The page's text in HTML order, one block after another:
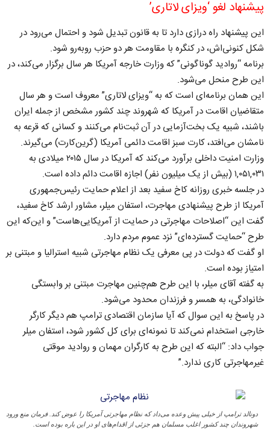
پیشنهاد لغو ‘ویزای لاتاری’
این پیشنهاد راه درازی دارد تا به قانون تبدیل شود و احتمال می‌رود در
شکل کنونی‌اش، در کنگره با مقاومت هر دو حزب روبه‌رو شود.
برنامه “روادید گوناگونی” که وزارت خارجه آمریکا هر سال برگزار می‌کند، در
این طرح منحل می‌شود.
این همان برنامه‌ای است که به “ویزای لاتاری” معروف است و هر سال
متقاضیان اقامت در آمریکا که شهروند چند کشور مشخص از جمله ایران
باشند، شبیه یک بخت‌آزمایی در آن ثبت‌نام می‌کنند و کسانی که قرعه به
نامشان می‌افتد، کارت سبز اقامت دائمی آمریکا (گرین‌کارت) می‌گیرند.
وزارت امنیت داخلی برآورد می‌کند که آمریکا در سال ۲۰۱۵ میلادی به
۱,۰۵۱,۰۳۱ (بیش از یک میلیون نفر) اجازه اقامت دائم داده است.
در جلسه خبری روزانه کاخ سفید بعد از اعلام حمایت رئیس‌جمهوری
آمریکا از طرح پیشنهادی مهاجرت، استفان میلر، مشاور ارشد کاخ سفید،
گفت این “اصلاحات مهاجرتی در حمایت از آمریکایی‌هاست” و این‌که این
طرح “حمایت گسترده‌ای” نزد عموم مردم دارد.
او گفت که دولت در پی معرفی یک نظام مهاجرتی شبیه استرالیا و مبتنی بر
امتیاز بوده است.
به گفته آقای میلر، با این طرح هم‌چنین مهاجرت مبتنی بر وابستگی
خانوادگی، به همسر و فرزندان محدود می‌شود.
در پاسخ به این سوال که آیا سازمان اقتصادی ترامپ هم دیگر کارگر
خارجی استخدام نمی‌کند تا نمونه‌ای برای کل کشور شود، استفان میلر
جواب داد: “البته که این طرح به کارگران مهمان و روادید موقتی
غیرمهاجرتی کاری ندارد.”
دونالد ترامپ از خیلی پیش وعده می‌داد که نظام مهاجرتی آمریکا را عوض کند. فرمان منع ورود
شهروندان چند کشور اغلب مسلمان هم جزئی از اقدام‌های او در این باره بوده است.